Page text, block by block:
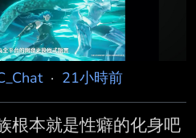
而已 實際上線體感不知道
· 21小時前
根本就是性癖的化身吧